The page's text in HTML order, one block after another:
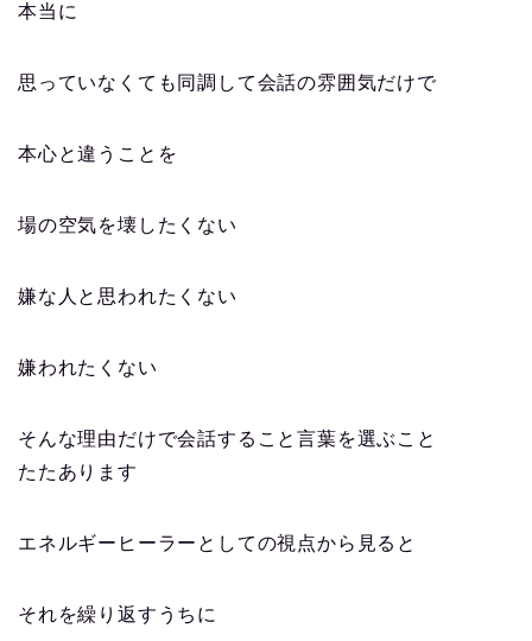
本当に
思っていなくても同調して会話の雰囲気だけで
本心と違うことを
場の空気を壊したくない
嫌な人と思われたくない
嫌われたくない
そんな理由だけで会話すること言葉を選ぶこと
たたあります
エネルギーヒーラーとしての視点から見ると
それを繰り返すうちに